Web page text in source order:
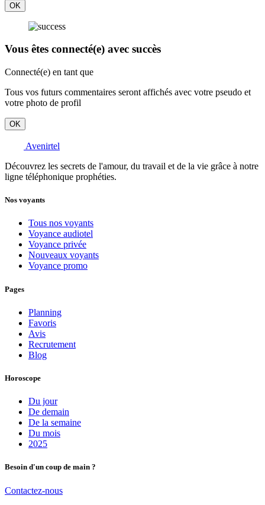
OK
Vous êtes connecté(e) avec succès
Connecté(e) en tant que
Tous vos futurs commentaires seront affichés avec votre pseudo et
votre photo de profil
OK
Avenirtel
Découvrez les secrets de l'amour, du travail et de la vie grâce à notre
ligne téléphonique prophéties.
Nos voyants
Tous nos voyants
Voyance audiotel
Voyance privée
Nouveaux voyants
Voyance promo
Pages
Planning
Favoris
Avis
Recrutement
Blog
Horoscope
Du jour
De demain
De la semaine
Du mois
2025
Besoin d'un coup de main ?
Contactez-nous